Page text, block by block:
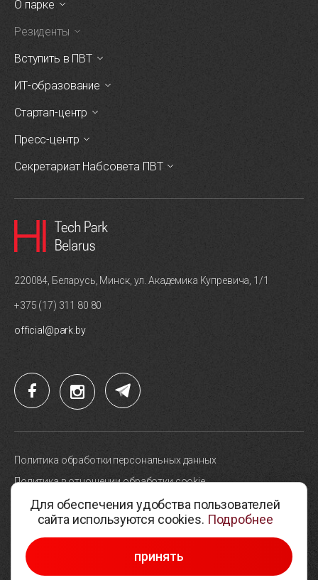
О парке
Резиденты
Вступить в ПВТ
ИТ-образование
Стартап-центр
Пресс-центр
Секретариат Набсовета ПВТ
220084, Беларусь, Минск, ул. Академика Купревича, 1/1
+375 (17) 311 80 80
official@park.by
© 2005-2026, Парк высоких технологий
Разработка сайтов —Студия Борового
Политика обработки персональных данных
Политика в отношении обработки cookie
Карта сайта
Выбор настроек cookie
Для обеспечения удобства пользователей
сайта используются cookies. Подробнее
принять